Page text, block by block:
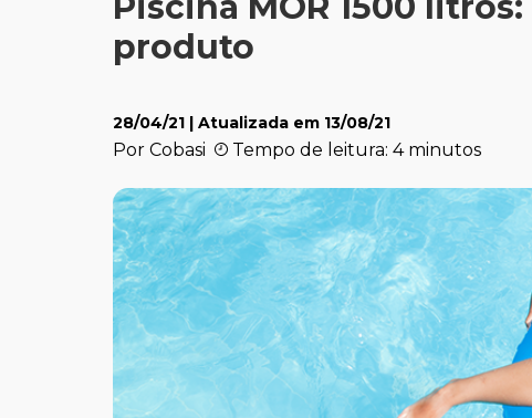
produto
28/04/21 | Atualizada em 13/08/21
Por Cobasi Tempo de leitura: 4 minutos